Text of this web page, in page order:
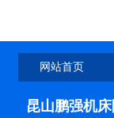
网站首页
昆山鹏强机